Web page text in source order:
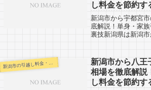
し料金を節約す
新潟市から宇都宮
底解説！単身・家
裏技新潟県は新潟市
宮市までは新潟市
新
新潟市から八王
相場を徹底解説
し料金を節約す